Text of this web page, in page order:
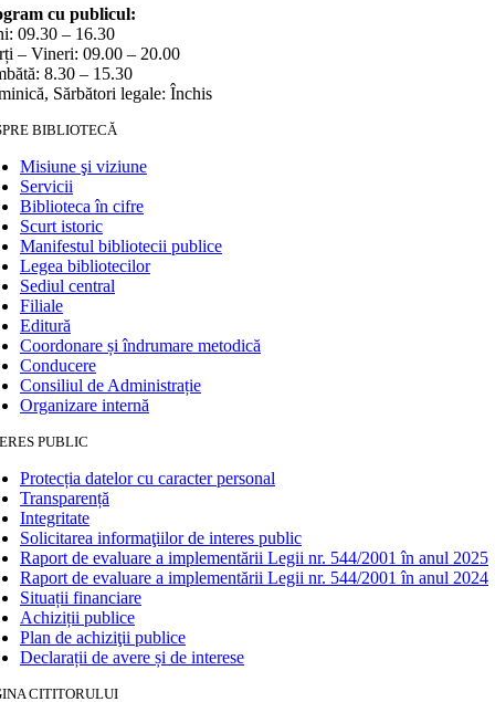
cu publicul:
09.30 – 16.30
– Vineri: 09.00 – 20.00
8.30 – 15.30
Sărbători legale: Închis
BIBLIOTECĂ
Misiune şi viziune
Servicii
Biblioteca în cifre
Scurt istoric
Manifestul bibliotecii publice
Legea bibliotecilor
Sediul central
Filiale
Editură
Coordonare și îndrumare metodică
Conducere
Consiliul de Administrație
Organizare internă
PUBLIC
Protecția datelor cu caracter personal
Transparență
Integritate
Solicitarea informaţiilor de interes public
Raport de evaluare a implementării Legii nr. 544/2001 în anul 2025
Raport de evaluare a implementării Legii nr. 544/2001 în anul 2024
Situații financiare
Achiziții publice
Plan de achiziţii publice
Declarații de avere și de interese
CITITORULUI